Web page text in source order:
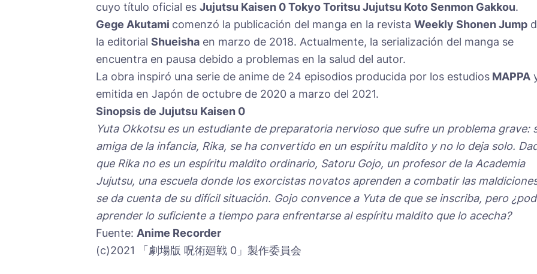
cuyo título oficial es Jujutsu Kaisen 0 Tokyo Toritsu Jujutsu Koto Senmon Gakkou.
Gege Akutami comenzó la publicación del manga en la revista Weekly Shonen Jump
la editorial Shueisha en marzo de 2018. Actualmente, la serialización del manga se
encuentra en pausa debido a problemas en la salud del autor.
La obra inspiró una serie de anime de 24 episodios producida por los estudios MAPPA
emitida en Japón de octubre de 2020 a marzo del 2021.
Sinopsis de Jujutsu Kaisen 0
Yuta Okkotsu es un estudiante de preparatoria nervioso que sufre un problema grave:
amiga de la infancia, Rika, se ha convertido en un espíritu maldito y no lo deja solo.
que Rika no es un espíritu maldito ordinario, Satoru Gojo, un profesor de la Academia
Jujutsu, una escuela donde los exorcistas novatos aprenden a combatir las
se da cuenta de su difícil situación. Gojo convence a Yuta de que se inscriba, pero
aprender lo suficiente a tiempo para enfrentarse al espíritu maldito que lo acecha?
Fuente: Anime Recorder
(c)2021 「劇場版 呪術廻戦 0」製作委員会